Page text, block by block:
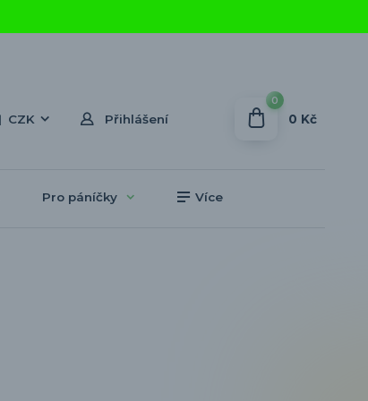
CZK Přihlášení
0
0 Kč
Pro páníčky Více